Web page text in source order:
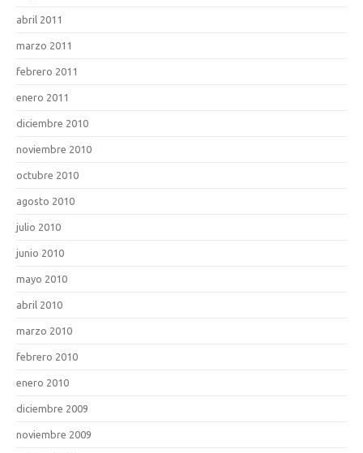
abril 2011
marzo 2011
febrero 2011
enero 2011
diciembre 2010
noviembre 2010
octubre 2010
agosto 2010
julio 2010
junio 2010
mayo 2010
abril 2010
marzo 2010
febrero 2010
enero 2010
diciembre 2009
noviembre 2009